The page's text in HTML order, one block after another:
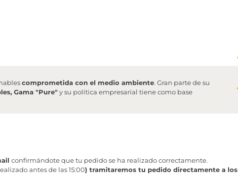
comprometida con el medio ambiente. Gran parte de su
Gama "Pure" y su política empresarial tiene como base
confirmándote que tu pedido se ha realizado correctamente.
antes de las 15:00) tramitaremos tu pedido directamente a los